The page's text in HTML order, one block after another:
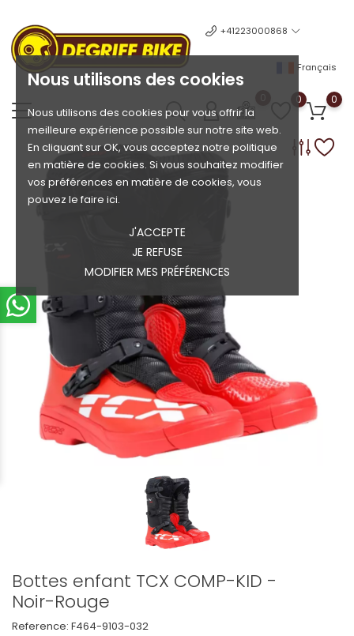
Nous utilisons des cookies
Nous utilisons des cookies pour vous offrir la
meilleure expérience possible sur notre site web.
En cliquant sur OK, vous acceptez notre politique
en matière de cookies. Si vous souhaitez modifier
vos préférences en matière de cookies, vous
pouvez le faire ici.
J'ACCEPTE
JE REFUSE
MODIFIER MES PRÉFÉRENCES
+41223000868
Français
0 0
Bottes enfant TCX COMP-KID -
Noir-Rouge
Reference: F464-9103-032